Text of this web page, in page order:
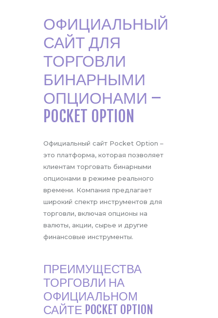
ОФИЦИАЛЬНЫЙ
САЙТ ДЛЯ
ТОРГОВЛИ
БИНАРНЫМИ
ОПЦИОНАМИ –
POCKET OPTION
Официальный сайт Pocket Option –
это платформа, которая позволяет
клиентам торговать бинарными
опционами в режиме реального
времени. Компания предлагает
широкий спектр инструментов для
торговли, включая опционы на
валюты, акции, сырье и другие
финансовые инструменты.
ПРЕИМУЩЕСТВА
ТОРГОВЛИ НА
ОФИЦИАЛЬНОМ
САЙТЕ POCKET OPTION